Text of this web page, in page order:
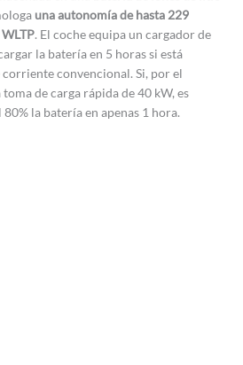
una autonomía de hasta 229
. El coche equipa un cargador de
la batería en 5 horas si está
convencional. Si, por el
de carga rápida de 40 kW, es
la batería en apenas 1 hora.